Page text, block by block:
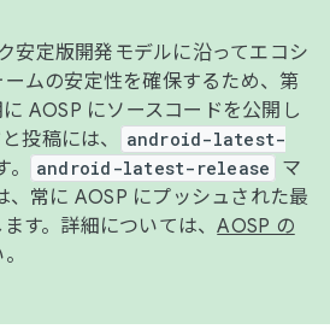
安定版開発モデルに沿ってエコシ
ムの安定性を確保するため、第
AOSP にソースコードを公開し
投稿には、
android-latest-
android-latest-release
マ
、常に AOSP にプッシュされた最
す。詳細については、AOSP の